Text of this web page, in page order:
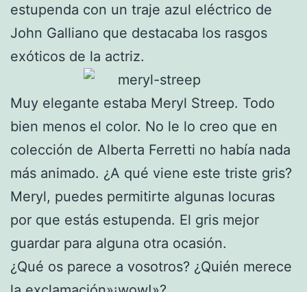
estupenda con un traje azul eléctrico de
John Galliano que destacaba los rasgos
exóticos de la actriz.
Muy elegante estaba Meryl Streep. Todo
bien menos el color. No le lo creo que en
colección de Alberta Ferretti no había nada
más animado. ¿A qué viene este triste gris?
Meryl, puedes permitirte algunas locuras
por que estás estupenda. El gris mejor
guardar para alguna otra ocasión.
¿Qué os parece a vosotros? ¿Quién merece